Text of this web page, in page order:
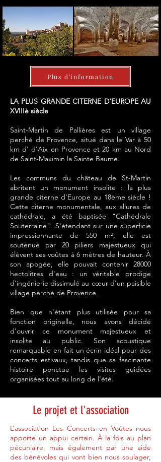
Plus d'information
LA PLUS GRANDE CITERNE D'EUROPE AU
XVIIIè siècle
Saint-Martin de Pallières est un village
perché de Provence, situé dans le Var à 50
km d' d'Aix en Provence et 20 km au Nord
de Saint-Maximin la Sainte Baume.
Les communs du château de St-Martin
abritent un monument insolite : la plus
grande citerne d'Europe au 18ème siècle !
Cette citerne monumentale, aux allures de
cathédrale, a été baptisée "Cathédrale
Souterraine". S'étendant sur une superficie
impressionnante de 550 m², elle est
soutenue par 20 piliers majestueux qui
élèvent ses voûtes à 6 mètres de hauteur. À
son apogée, elle pouvait contenir 28000
hectolitres d'eau : un véritable prodige
d'ingénierie dissimulé au cœur d'un paisible
village perché de Provence.
Bien que n'étant plus utilisée pour sa
fonction originelle, nous avons décidé
d'ouvrir ce monument majestueux et
insolite au public. Son acoustique
remarquable en fait un écrin idéal pour des
concerts estivaux, tandis que sa fascinante
histoire ponctue les visites guidées
organisées tout au long de l'été.
Le projet et l'association
L’association Les Concerts en Voûtes nous
apporte un appui certain. À la fois au plan
pécuniaire, mais également par une aide
des bénévoles qui vont bien nous soulager,